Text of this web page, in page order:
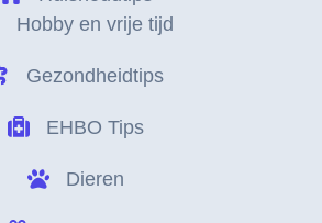
Hobby en vrije tijd
Gezondheidtips
EHBO Tips
Dieren